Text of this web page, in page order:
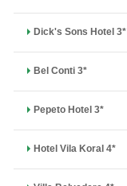
Dick's Sons Hotel 3*
Bel Conti 3*
Pepeto Hotel 3*
Hotel Vila Koral 4*